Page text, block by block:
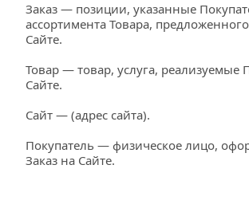
Заказ — позиции, указанные
ассортимента Товара,
Сайте.
Товар — товар, услуга, реализуемые
Сайте.
Сайт — (адрес сайта).
Покупатель — физическое лицо,
Заказ на Сайте.